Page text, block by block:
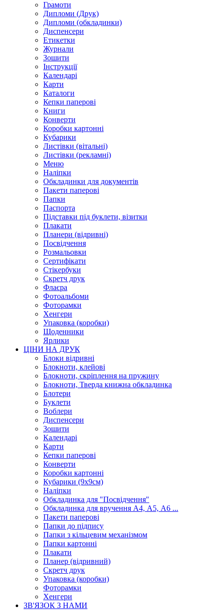
Грамоти
Дипломи (Друк)
Дипломи (обкладинки)
Диспенсери
Етикетки
Журнали
Зошити
Інструкції
Календарі
Карти
Каталоги
Кепки паперові
Книги
Конверти
Коробки картонні
Кубарики
Листівки (вітальні)
Листівки (рекламні)
Меню
Наліпки
Обкладинки для документів
Пакети паперові
Папки
Паспорта
Підставки під буклети, візитки
Плакати
Планери (відривні)
Посвідчення
Розмальовки
Сертифікати
Стікербуки
Скретч друк
Флаєра
Фотоальбоми
Фоторамки
Хенгери
Упаковка (коробки)
Щоденники
Ярлики
ЦІНИ НА ДРУК
Блоки відривні
Блокноти, клейові
Блокноти, скріплення на пружину
Блокноти, Тверда книжна обкладинка
Блотери
Буклети
Воблери
Диспенсери
Зошити
Календарі
Карти
Кепки паперові
Конверти
Коробки картонні
Кубарики (9х9см)
Наліпки
Обкладинка для "Посвідчення"
Обкладинка для вручення А4, А5, А6 ...
Пакети паперові
Папки до підпису
Папки з кільцевим механізмом
Папки картонні
Плакати
Планер (відривний)
Скретч друк
Упаковка (коробки)
Фоторамки
Хенгери
ЗВ'ЯЗОК З НАМИ